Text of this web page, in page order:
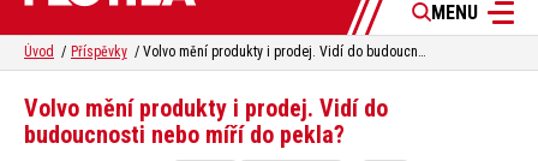
MENU
Úvod Příspěvky Volvo mění produkty i prodej. Vidí do budoucnosti nebo míří do pekla?
Volvo mění produkty i prodej. Vidí do
budoucnosti nebo míří do pekla?